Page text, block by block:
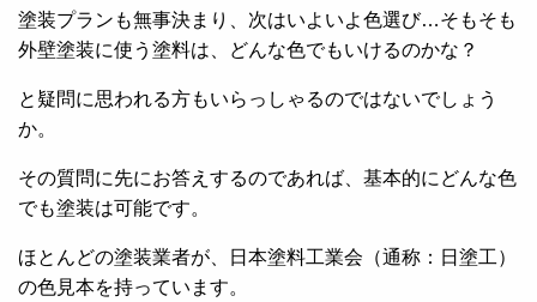
塗装プランも無事決まり、次はいよいよ色選び…そもそも
外壁塗装に使う塗料は、どんな色でもいけるのかな？
と疑問に思われる方もいらっしゃるのではないでしょう
か。
その質問に先にお答えするのであれば、基本的にどんな色
でも塗装は可能です。
ほとんどの塗装業者が、日本塗料工業会（通称：日塗工）
の色見本を持っています。